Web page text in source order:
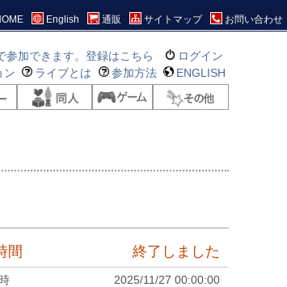
English 通販 サイトマップ お問い合わせ
参加できます。登録はこちら
ログイン
ン
ライブとは 参加方法 ENGLISH
間 終了しました
2025/11/27 00:00:00